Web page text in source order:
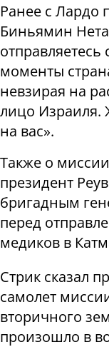
Ранее с Лардо
Биньямин
моменты
невзирая на
лицо Израиля.
на вас».
Также о
президент
бригадным
перед
медиков в
Стрик сказал
самолет
вторичного
произошло в